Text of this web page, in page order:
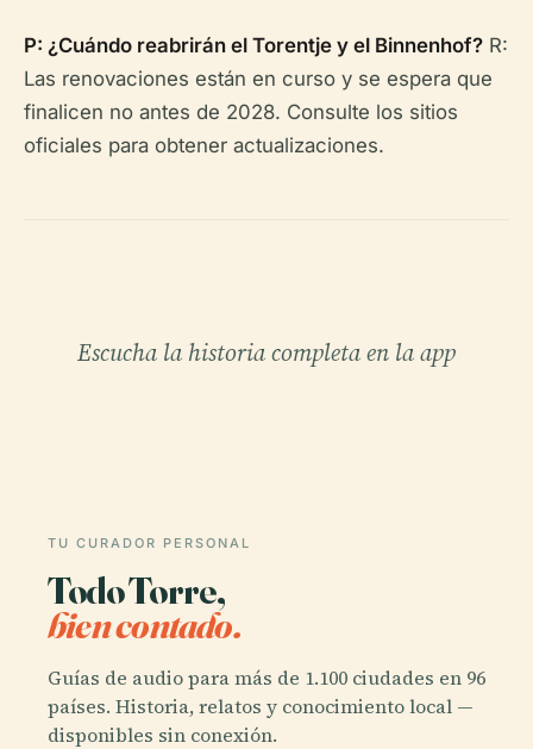
P: ¿Cuándo reabrirán el Torentje y el Binnenhof? R:
Las renovaciones están en curso y se espera que
finalicen no antes de 2028. Consulte los sitios
oficiales para obtener actualizaciones.
Escucha la historia completa en la app
TU CURADOR PERSONAL
Todo Torre,
bien contado.
Guías de audio para más de 1.100 ciudades en 96
países. Historia, relatos y conocimiento local —
disponibles sin conexión.